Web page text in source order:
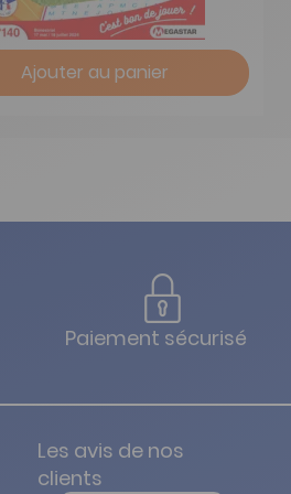
€ -24%
Ajouter au panier
Paiement sécurisé
Les avis de nos
clients